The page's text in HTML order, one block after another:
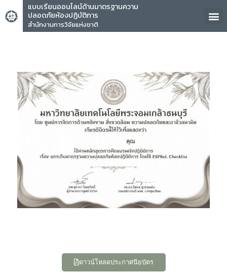
แบบเรียนออนไลน์ด้านมาตรฐานความ
ปลอดภัยห้องปฏิบัติการ
สำนักงานการวิจัยแห่งชาติ
คุณ
ดาวน์โหลดประกาศนียบัตร